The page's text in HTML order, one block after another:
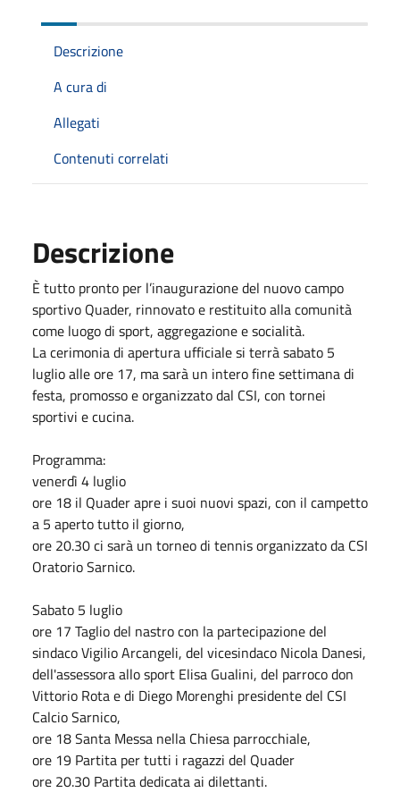
Descrizione
A cura di
Allegati
Contenuti correlati
Descrizione
È tutto pronto per l’inaugurazione del nuovo campo
sportivo Quader, rinnovato e restituito alla comunità
come luogo di sport, aggregazione e socialità.
La cerimonia di apertura ufficiale si terrà sabato 5
luglio alle ore 17, ma sarà un intero fine settimana di
festa, promosso e organizzato dal CSI, con tornei
sportivi e cucina.
Programma:
venerdì 4 luglio
ore 18 il Quader apre i suoi nuovi spazi, con il campetto
a 5 aperto tutto il giorno,
ore 20.30 ci sarà un torneo di tennis organizzato da CSI
Oratorio Sarnico.
Sabato 5 luglio
ore 17 Taglio del nastro con la partecipazione del
sindaco Vigilio Arcangeli, del vicesindaco Nicola Danesi,
dell'assessora allo sport Elisa Gualini, del parroco don
Vittorio Rota e di Diego Morenghi presidente del CSI
Calcio Sarnico,
ore 18 Santa Messa nella Chiesa parrocchiale,
ore 19 Partita per tutti i ragazzi del Quader
ore 20.30 Partita dedicata ai dilettanti.